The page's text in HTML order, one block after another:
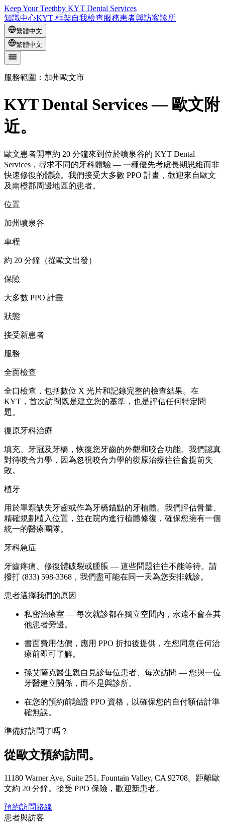
Keep Your Teethby KYT Dental Services
知識中心KYT 框架自我檢查服務患者與訪客診所
繁體中文
繁體中文
服務範圍：加州歐文市
KYT Dental Services — 歐文附
近。
歐文患者開車約 20 分鐘來到位於噴泉谷的 KYT Dental
Services，尋求不同的牙科體驗 — 一種優先考慮長期思維而非
快速修復的體驗。我們接受大多數 PPO 計畫，歡迎來自歐文
及南橙郡周邊地區的患者。
位置
加州噴泉谷
車程
約 20 分鐘（從歐文出發）
保險
大多數 PPO 計畫
狀態
接受新患者
服務
全面檢查
全口檢查，包括數位 X 光片和記錄完整的檢查結果。在
KYT，首次訪問既是建立您的基準，也是評估任何特定問
題。
復原牙科治療
填充、牙冠及牙橋，恢復您牙齒的外觀和咬合功能。我們認真
對待咬合力學，因為忽視咬合力學的復原治療往往會提前失
敗。
植牙
用於單顆缺失牙齒或作為牙橋錨點的牙植體。我們評估骨量、
精確規劃植入位置，並在院內進行植體修復，確保您擁有一個
統一的醫療團隊。
牙科急症
牙齒疼痛、修復體破裂或腫脹 — 這些問題往往不能等待。請
撥打 (833) 598-3368，我們盡可能在同一天為您安排就診。
患者選擇我們的原因
私密治療室 — 每次就診都在獨立空間內，永遠不會在其
他患者旁邊。
書面費用估價，應用 PPO 折扣後提供，在您同意任何治
療前即可了解。
孫艾薩克醫生親自見診每位患者、每次訪問 — 您與一位
牙醫建立關係，而不是與診所。
在您的預約前驗證 PPO 資格，以確保您的自付額估計準
確無誤。
準備好訪問了嗎？
從歐文預約訪問。
11180 Warner Ave, Suite 251, Fountain Valley, CA 92708。距離歐
文約 20 分鐘。接受 PPO 保險，歡迎新患者。
預約訪問路線
患者與訪客